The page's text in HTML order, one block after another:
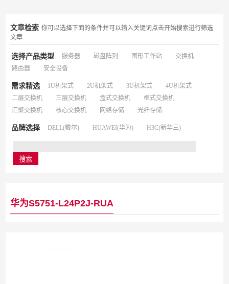
文章检索 你可以选择下面的条件并可以输入关键词点击开始搜索进行筛选
文章
选择产品类型 服务器 磁盘阵列 图形工作站
交换机
路由器
安全设备
需求精选 1U机架式 2U机架式 3U机架式
4U机架式
二层交换机
三层交换机 盒式交换机
框式交换机
汇聚交换机
核心交换机 网络存储 光纤存储
品牌选择 DELL(戴尔) HUAWEI(华为) H3C(新华三)
华为S5751-L24P2J-RUA